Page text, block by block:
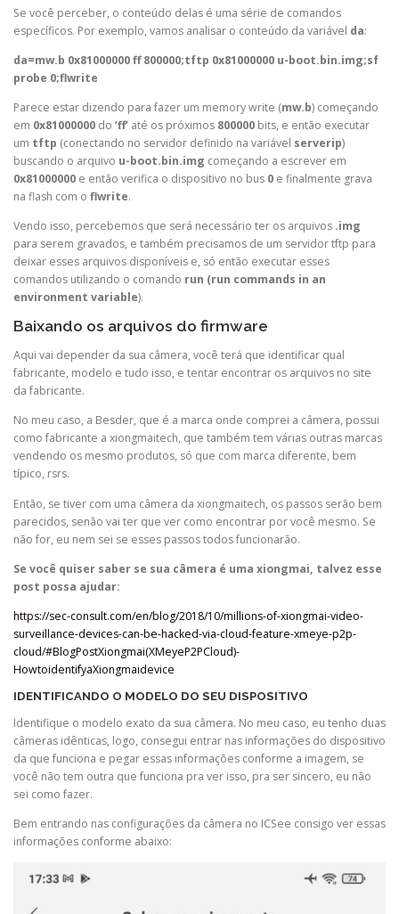
Se você perceber, o conteúdo delas é uma série de comandos
específicos. Por exemplo, vamos analisar o conteúdo da variável da:
da=mw.b 0x81000000 ff 800000;tftp 0x81000000 u-boot.bin.img;sf
probe 0;flwrite
Parece estar dizendo para fazer um memory write (mw.b) começando
em 0x81000000 do ‘ff’ até os próximos 800000 bits, e então executar
um tftp (conectando no servidor definido na variável serverip)
buscando o arquivo u-boot.bin.img começando a escrever em
0x81000000 e então verifica o dispositivo no bus 0 e finalmente grava
na flash com o flwrite.
Vendo isso, percebemos que será necessário ter os arquivos .img
para serem gravados, e também precisamos de um servidor tftp para
deixar esses arquivos disponíveis e, só então executar esses
comandos utilizando o comando run (run commands in an
environment variable).
Baixando os arquivos do firmware
Aqui vai depender da sua câmera, você terá que identificar qual
fabricante, modelo e tudo isso, e tentar encontrar os arquivos no site
da fabricante.
No meu caso, a Besder, que é a marca onde comprei a câmera, possui
como fabricante a xiongmaitech, que também tem várias outras marcas
vendendo os mesmo produtos, só que com marca diferente, bem
típico, rsrs.
Então, se tiver com uma câmera da xiongmaitech, os passos serão bem
parecidos, senão vai ter que ver como encontrar por você mesmo. Se
não for, eu nem sei se esses passos todos funcionarão.
Se você quiser saber se sua câmera é uma xiongmai, talvez esse
post possa ajudar:
https://sec-consult.com/en/blog/2018/10/millions-of-xiongmai-video-
surveillance-devices-can-be-hacked-via-cloud-feature-xmeye-p2p-
cloud/#BlogPostXiongmai(XMeyeP2PCloud)-
HowtoidentifyaXiongmaidevice
IDENTIFICANDO O MODELO DO SEU DISPOSITIVO
Identifique o modelo exato da sua câmera. No meu caso, eu tenho duas
câmeras idênticas, logo, consegui entrar nas informações do dispositivo
da que funciona e pegar essas informações conforme a imagem, se
você não tem outra que funciona pra ver isso, pra ser sincero, eu não
sei como fazer.
Bem entrando nas configurações da câmera no ICSee consigo ver essas
informações conforme abaixo: